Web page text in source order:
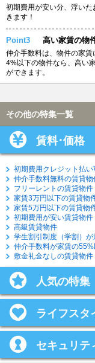
初期費用が安い分、浮い
きます！
Point3 高い家賃の物
仲介手数料は、物件の家
4%以下の物件なら、高い
ができます。
その他の特集一覧
賃料･価格
初期費用クレジット払
仲介手数料無料の賃貸物
フリーレントの賃貸物件
家賃3万円以下の賃貸物
家賃5万円以下の賃貸物
初期費用が安い賃貸物件
高級賃貸物件
学生割引制度（学割）
仲介手数料が家賃の
敷金礼金なしの賃貸物件
人気の特集
ライフスタ
セキュリテ